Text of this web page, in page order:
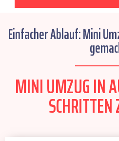
Einfacher Ablauf: Mini
MINI UMZUG IN